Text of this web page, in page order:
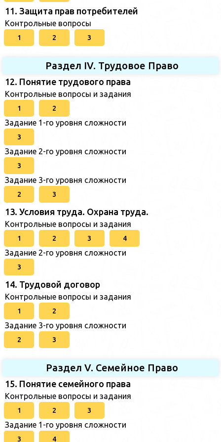
11. Защита прав потребителей
Контрольные вопросы
1 2 3
Раздел IV. Трудовое Право
12. Понятие трудового права
Контрольные вопросы и задания
1 2
Задание 1-го уровня сложности
3
Задание 2-го уровня сложности
3
Задание 3-го уровня сложности
2 3
13. Условия труда. Охрана труда.
Контрольные вопросы и задания
1 2 3 4
Задание 2-го уровня сложности
3
14. Трудовой договор
Контрольные вопросы и задания
1 2
Задание 3-го уровня сложности
2 3
Раздел V. Семейное Право
15. Понятие семейного права
Контрольные вопросы и задания
1 2 3
Задание 1-го уровня сложности
3 4